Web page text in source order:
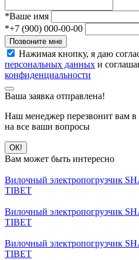
*Ваше имя
*+7 (900) 000-00-00
Позвоните мне
Нажимая кнопку, я даю
персональных данных и
конфиденциальности
Ваша заявка отправлена!
Наш менеджер перезвонит вам в
на все ваши вопросы
ОК!
Вам может быть интересно
Вилочный электропогрузчик
TIBET
Вилочный электропогрузчик
TIBET
Вилочный электропогрузчик
TIBET